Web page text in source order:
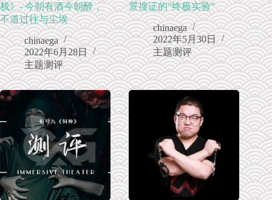
栈》- 今朝有酒今朝醉，
不道过往与尘埃
chinaega
2022年6月28日
主题测评
景搜证的“终极实验”
chinaega
2022年5月30日
主题测评